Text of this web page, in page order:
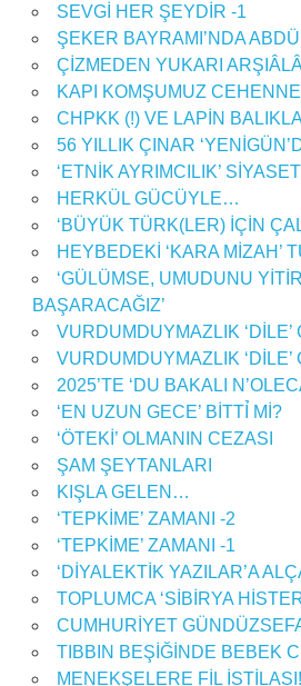
SEVGİ HER ŞEYDİR -1
ŞEKER BAYRAMI’NDA
ÇİZMEDEN YUKARI
KAPI KOMŞUMUZ
CHPKK (!) VE LAPİN
56 YILLIK ÇINAR
‘ETNİK AYRIMCILIK’
HERKÜL GÜCÜYLE…
‘BÜYÜK TÜRK(LER) İÇİN
HEYBEDEKİ ‘KARA MİZAH’
‘GÜLÜMSE, UMUDUNU
BAŞARACAĞIZ’
VURDUMDUYMAZLIK ‘DİLE’
VURDUMDUYMAZLIK ‘DİLE’
2025’TE ‘DU BAKALI
‘EN UZUN GECE’ BİTTỈ Mİ?
‘ÖTEKİ’ OLMANIN CEZASI
ŞAM ŞEYTANLARI
KIŞLA GELEN…
‘TEPKİME’ ZAMANI -2
‘TEPKİME’ ZAMANI -1
‘DİYALEKTİK YAZILAR’A
TOPLUMCA ‘SİBİRYA
CUMHURİYET
TIBBIN BEŞİĞİNDE BEBEK
MENEKŞELERE FİL İSTİLASI!